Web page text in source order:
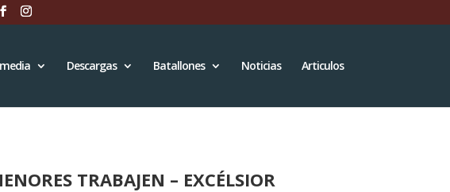
Descargas Batallones Noticias Articulos
TRABAJEN – EXCÉLSIOR